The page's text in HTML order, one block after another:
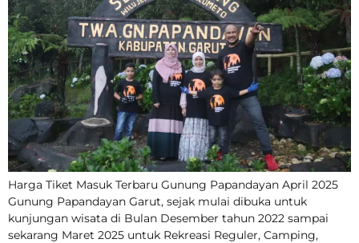
Harga Tiket Masuk Terbaru Gunung Papandayan April 2025
Gunung Papandayan Garut, sejak mulai dibuka untuk
kunjungan wisata di Bulan Desember tahun 2022 sampai
sekarang Maret 2025 untuk Rekreasi Reguler, Camping,